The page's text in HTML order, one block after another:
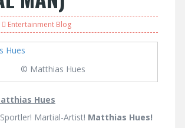
Entertainment Blog
© Matthias Hues
Hues
Martial-Artist! Matthias Hues!